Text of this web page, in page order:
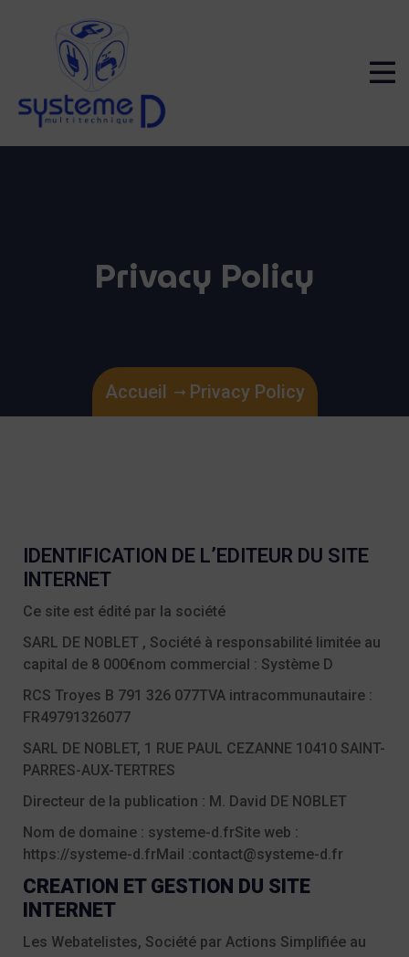
Privacy Policy
Accueil Privacy Policy
IDENTIFICATION DE L’EDITEUR DU SITE
INTERNET
Ce site est édité par la société
SARL DE NOBLET , Société à responsabilité limitée au
capital de 8 000€nom commercial : Système D
RCS Troyes B 791 326 077TVA intracommunautaire :
FR49791326077
SARL DE NOBLET, 1 RUE PAUL CEZANNE 10410 SAINT-
PARRES-AUX-TERTRES
Directeur de la publication : M. David DE NOBLET
Nom de domaine : systeme-d.frSite web :
https://systeme-d.frMail :contact@systeme-d.fr
CREATION ET GESTION DU SITE
INTERNET
Les Webatelistes, Société par Actions Simplifiée au